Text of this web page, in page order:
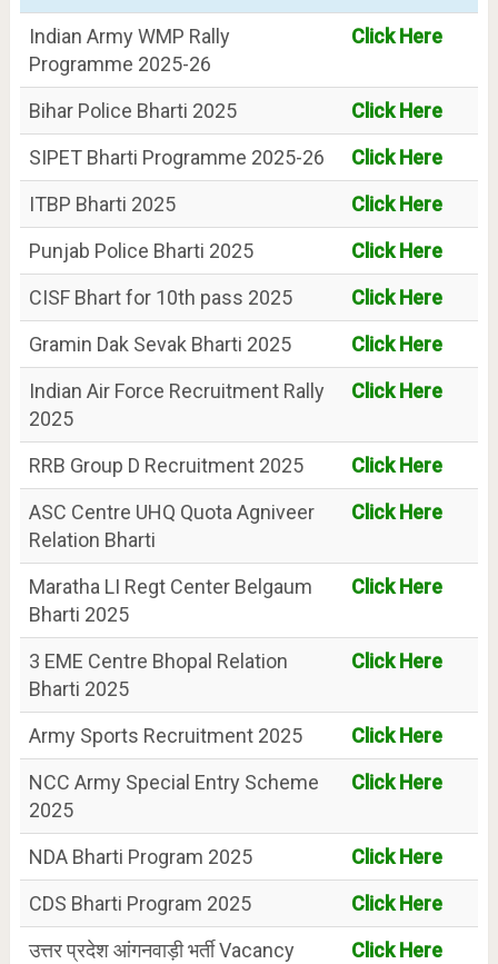
Indian Army WMP Rally
Programme 2025-26
Click Here
Bihar Police Bharti 2025
Click Here
SIPET Bharti Programme 2025-26
Click Here
ITBP Bharti 2025
Click Here
Punjab Police Bharti 2025
Click Here
CISF Bhart for 10th pass 2025
Click Here
Gramin Dak Sevak Bharti 2025
Click Here
Indian Air Force Recruitment Rally
2025
Click Here
RRB Group D Recruitment 2025
Click Here
ASC Centre UHQ Quota Agniveer
Relation Bharti
Click Here
Maratha LI Regt Center Belgaum
Bharti 2025
Click Here
3 EME Centre Bhopal Relation
Bharti 2025
Click Here
Army Sports Recruitment 2025
Click Here
NCC Army Special Entry Scheme
2025
Click Here
NDA Bharti Program 2025
Click Here
CDS Bharti Program 2025
Click Here
उत्तर प्रदेश आंगनवाड़ी भर्ती Vacancy
Click Here